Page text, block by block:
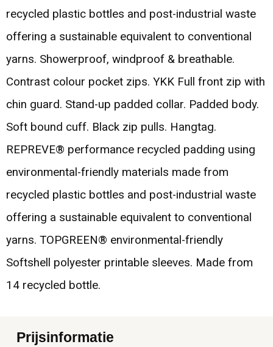
recycled plastic bottles and post-industrial waste
offering a sustainable equivalent to conventional
yarns. Showerproof, windproof & breathable.
Contrast colour pocket zips. YKK Full front zip with
chin guard. Stand-up padded collar. Padded body.
Soft bound cuff. Black zip pulls. Hangtag.
REPREVE® performance recycled padding using
environmental-friendly materials made from
recycled plastic bottles and post-industrial waste
offering a sustainable equivalent to conventional
yarns. TOPGREEN® environmental-friendly
Softshell polyester printable sleeves. Made from
14 recycled bottle.
Prijsinformatie